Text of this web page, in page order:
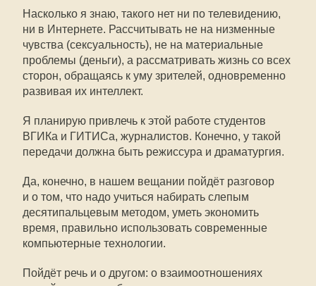
Насколько я знаю, такого нет ни по телевидению,
ни в Интернете. Рассчитывать не на низменные
чувства (сексуальность), не на материальные
проблемы (деньги), а рассматривать жизнь со всех
сторон, обращаясь к уму зрителей, одновременно
развивая их интеллект.
Я планирую привлечь к этой работе студентов
ВГИКа и ГИТИСа, журналистов. Конечно, у такой
передачи должна быть режиссура и драматургия.
Да, конечно, в нашем вещании пойдёт разговор
и о том, что надо учиться набирать слепым
десятипальцевым методом, уметь экономить
время, правильно использовать современные
компьютерные технологии.
Пойдёт речь и о другом: о взаимоотношениях